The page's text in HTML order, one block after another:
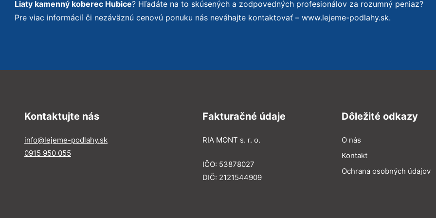
Liaty kamenný koberec Hubice? Hľadáte na to skúsených a zodpovedných profesionálov za rozumný peniaz?
Pre viac informácií či nezáväznú cenovú ponuku nás neváhajte kontaktovať – www.lejeme-podlahy.sk.
Kontaktujte nás
info@lejeme-podlahy.sk
0915 950 055
Fakturačné údaje
RIA MONT s. r. o.
IČO: 53878027
DIČ: 2121544909
Dôležité odkazy
O nás
Kontakt
Ochrana osobných údajov